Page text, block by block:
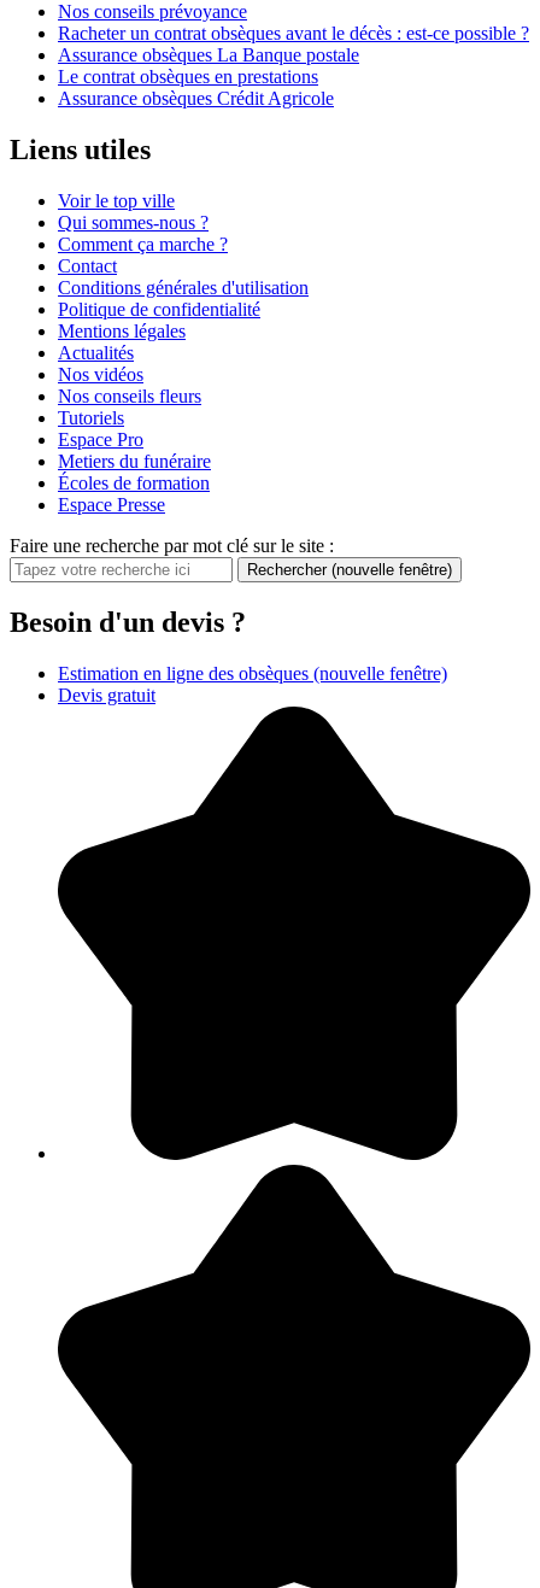
Nos conseils prévoyance
Racheter un contrat obsèques avant le décès : est-ce possible ?
Assurance obsèques La Banque postale
Le contrat obsèques en prestations
Assurance obsèques Crédit Agricole
Liens utiles
Voir le top ville
Qui sommes-nous ?
Comment ça marche ?
Contact
Conditions générales d'utilisation
Politique de confidentialité
Mentions légales
Actualités
Nos vidéos
Nos conseils fleurs
Tutoriels
Espace Pro
Metiers du funéraire
Écoles de formation
Espace Presse
Faire une recherche par mot clé sur le site :
Rechercher (nouvelle fenêtre)
Besoin d'un devis ?
Estimation en ligne des obsèques (nouvelle fenêtre)
Devis gratuit